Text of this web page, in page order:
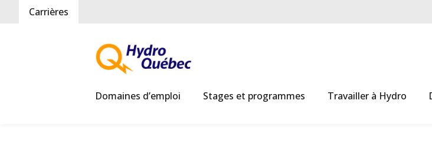
Carrières
Domaines d’emploi Stages et programmes Travailler à Hydro